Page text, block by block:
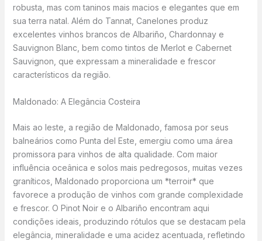
robusta, mas com taninos mais macios e elegantes que em
sua terra natal. Além do Tannat, Canelones produz
excelentes vinhos brancos de Albariño, Chardonnay e
Sauvignon Blanc, bem como tintos de Merlot e Cabernet
Sauvignon, que expressam a mineralidade e frescor
característicos da região.
Maldonado: A Elegância Costeira
Mais ao leste, a região de Maldonado, famosa por seus
balneários como Punta del Este, emergiu como uma área
promissora para vinhos de alta qualidade. Com maior
influência oceânica e solos mais pedregosos, muitas vezes
graníticos, Maldonado proporciona um *terroir* que
favorece a produção de vinhos com grande complexidade
e frescor. O Pinot Noir e o Albariño encontram aqui
condições ideais, produzindo rótulos que se destacam pela
elegância, mineralidade e uma acidez acentuada, refletindo